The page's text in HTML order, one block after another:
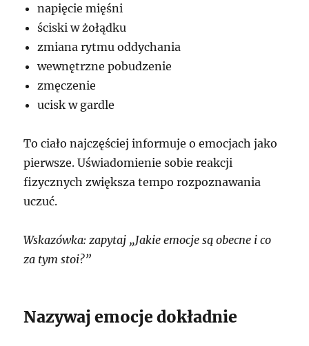
napięcie mięśni
ściski w żołądku
zmiana rytmu oddychania
wewnętrzne pobudzenie
zmęczenie
ucisk w gardle
To ciało najczęściej informuje o emocjach jako
pierwsze. Uświadomienie sobie reakcji
fizycznych zwiększa tempo rozpoznawania
uczuć.
Wskazówka: zapytaj „Jakie emocje są obecne i co
za tym stoi?”
Nazywaj emocje dokładnie